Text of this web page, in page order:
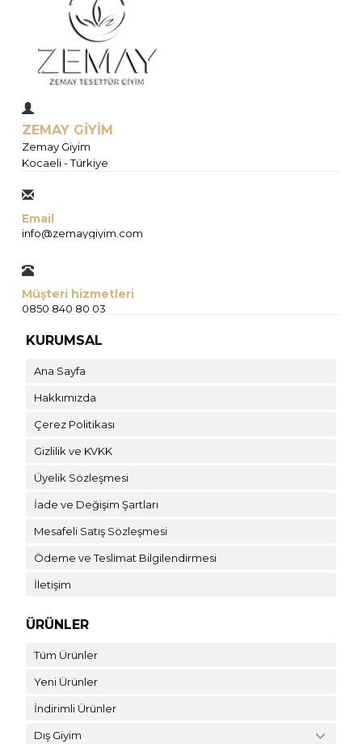
ZEMAY GİYİM
Zemay Giyim
Kocaeli - Türkiye
Email
info@zemaygiyim.com
Müşteri hizmetleri
0850 840 80 03
KURUMSAL
Ana Sayfa
Hakkımızda
Çerez Politikası
Gizlilik ve KVKK
Üyelik Sözleşmesi
İade ve Değişim Şartları
Mesafeli Satış Sözleşmesi
Ödeme ve Teslimat Bilgilendirmesi
İletişim
ÜRÜNLER
Tüm Ürünler
Yeni Ürünler
İndirimli Ürünler
Dış Giyim